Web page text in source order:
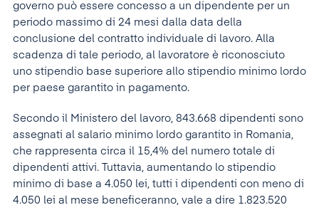
governo può essere concesso a un dipendente per un
periodo massimo di 24 mesi dalla data della
conclusione del contratto individuale di lavoro. Alla
scadenza di tale periodo, al lavoratore è riconosciuto
uno stipendio base superiore allo stipendio minimo lordo
per paese garantito in pagamento.
Secondo il Ministero del lavoro, 843.668 dipendenti sono
assegnati al salario minimo lordo garantito in Romania,
che rappresenta circa il 15,4% del numero totale di
dipendenti attivi. Tuttavia, aumentando lo stipendio
minimo di base a 4.050 lei, tutti i dipendenti con meno di
4.050 lei al mese beneficeranno, vale a dire 1.823.520